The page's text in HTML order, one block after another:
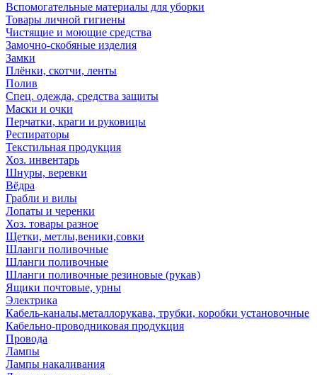
Вспомогательные материалы для уборки
Товары личной гигиены
Чистящие и моющие средства
Замочно-скобяные изделия
Замки
Плёнки, скотчи, ленты
Полив
Спец. одежда, средства защиты
Маски и очки
Перчатки, краги и руковицы
Респираторы
Текстильная продукция
Хоз. инвентарь
Шнуры, веревки
Вёдра
Грабли и вилы
Лопаты и черенки
Хоз. товары разное
Щетки, метлы,веники,совки
Шланги поливочные
Шланги поливочные
Шланги поливочные резиновые (рукав)
Ящики почтовые, урны
Электрика
Кабель-каналы,металлорукава, трубки, коробки установочные
Кабельно-проводниковая продукция
Провода
Лампы
Лампы накаливания